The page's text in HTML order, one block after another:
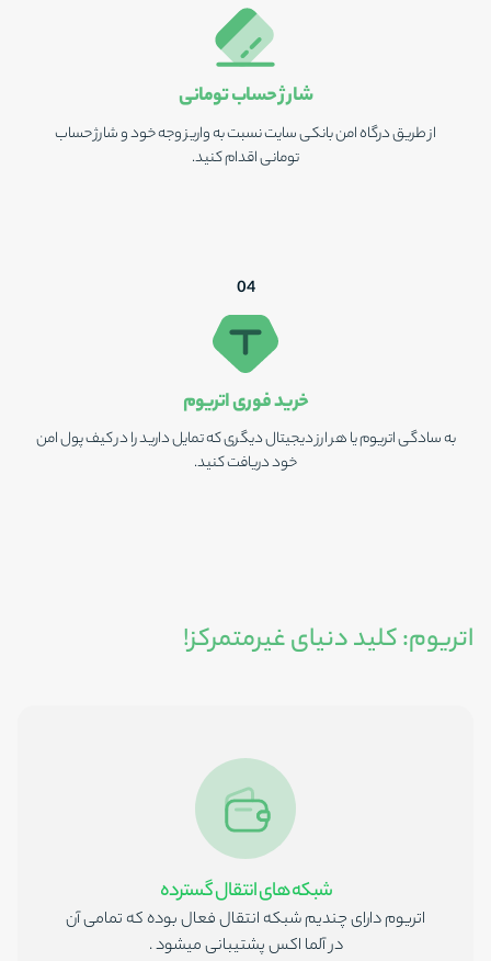
شارژ حساب تومانی
از طریق درگاه امن بانکی سایت نسبت به واریز وجه خود و شارژ حساب
تومانی اقدام کنید.
04
خرید فوری اتریوم
به سادگی اتریوم یا هر ارز دیجیتال دیگری که تمایل دارید را در کیف پول امن
خود دریافت کنید.
اتریوم: کلید دنیای غیرمتمرکز!
شبکه های انتقال گسترده
اتریوم دارای چندیم شبکه انتقال فعال بوده که تمامی آن
در آلما اکس پشتیبانی میشود .